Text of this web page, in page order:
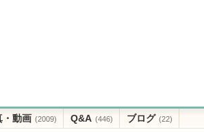
・動画 (2009) Q&A (446) ブログ (22)